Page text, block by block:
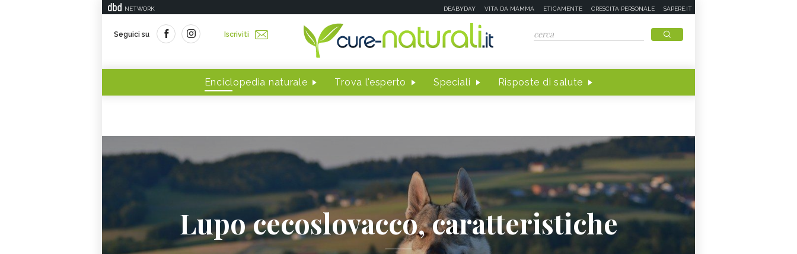
NETWORK DEABYDAY VITA DA MAMMA ETICAMENTE CRESCITA PERSONALE SAPERE.IT
Seguici su Iscriviti
Enciclopedia naturale Trova l'esperto Speciali Risposte di salute
Lupo cecoslovacco, caratteristiche